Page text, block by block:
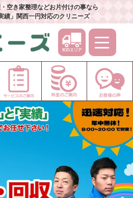
空き家整理などお片付けの事なら
績」関西一円対応のクリニーズ